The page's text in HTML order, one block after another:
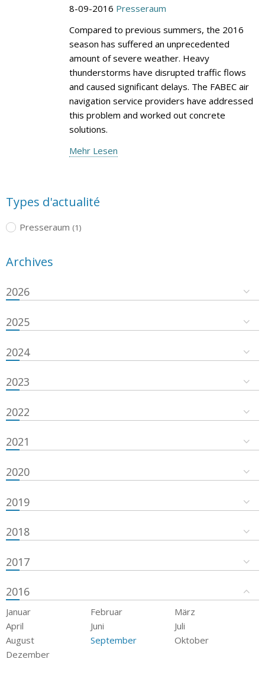
8-09-2016 Presseraum
Compared to previous summers, the 2016
season has suffered an unprecedented
amount of severe weather. Heavy
thunderstorms have disrupted traffic flows
and caused significant delays. The FABEC air
navigation service providers have addressed
this problem and worked out concrete
solutions.
Mehr Lesen
Types d'actualité
Presseraum (1)
Archives
2026
2025
2024
2023
2022
2021
2020
2019
2018
2017
2016
Januar Februar
März
April
Juni
Juli
August
September
Oktober
Dezember